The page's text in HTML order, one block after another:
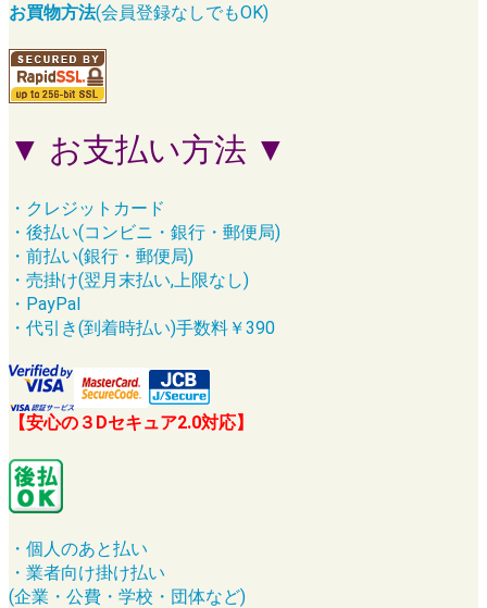
お買物方法(会員登録なしでもOK)
▼ お支払い方法 ▼
・クレジットカード
・後払い(コンビニ・銀行・郵便局)
・前払い(銀行・郵便局)
・売掛け(翌月末払い,上限なし)
・PayPal
・代引き(到着時払い)手数料￥390
【安心の３Dセキュア2.0対応】
・個人のあと払い
・業者向け掛け払い
(企業・公費・学校・団体など)